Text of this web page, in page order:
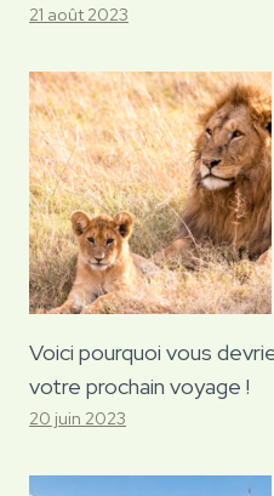
21 août 2023
Voici pourquoi vous
votre prochain voyage !
20 juin 2023